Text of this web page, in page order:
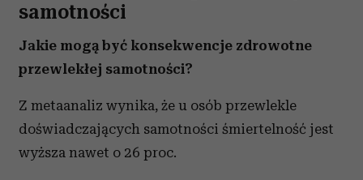
samotności
Jakie mogą być konsekwencje zdrowotne
przewlekłej samotności?
Z metaanaliz wynika, że u osób przewlekle
doświadczających samotności śmiertelność jest
wyższa nawet o 26 proc.